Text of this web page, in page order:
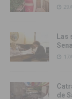
Las
de